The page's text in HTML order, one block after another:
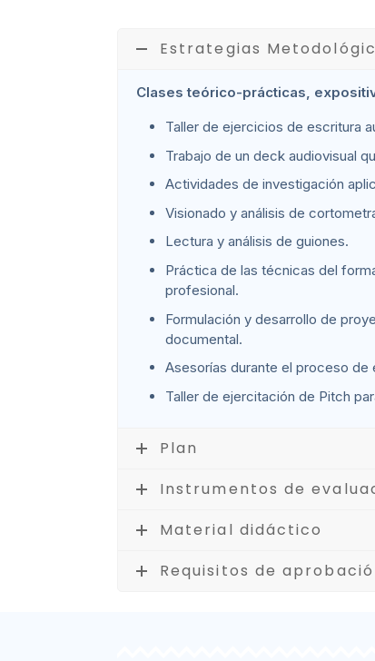
Estrategias
Clases teórico-prácticas,
Taller de ejercicios de escritura
Trabajo de un deck audiovisual
Actividades de investigación
Visionado y análisis de
Lectura y análisis de guiones.
Práctica de las técnicas del
profesional.
Formulación y desarrollo de
documental.
Asesorías durante el proceso
Taller de ejercitación de Pitch
Plan
Instrumentos de
Material didáctico
Requisitos de